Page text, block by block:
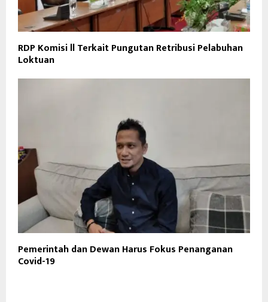
RDP Komisi ll Terkait Pungutan Retribusi Pelabuhan
Loktuan
Pemerintah dan Dewan Harus Fokus Penanganan
Covid-19